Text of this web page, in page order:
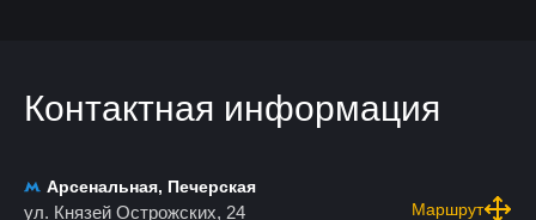
Контактная информация
Арсенальная, Печерская
ул. Князей Острожских, 24 Маршрут